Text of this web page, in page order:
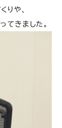
りや、
きました。